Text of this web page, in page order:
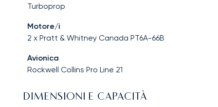
Turboprop
Motore/i
2 x Pratt & Whitney Canada PT6A-66B
Avionica
Rockwell Collins Pro Line 21
DIMENSIONI E CAPACITÀ